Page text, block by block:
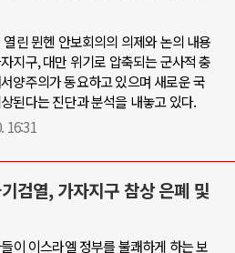
린 뮌헨 안보회의의 의제와 논의 내용
지구, 대만 위기로 압축되는 군사적 충
양주의가 동요하고 있으며 새로운 국
된다는 진단과 분석을 내놓고 있다.
16:31
검열, 가자지구 참상 은폐 및
이 이스라엘 정부를 불쾌하게 하는 보